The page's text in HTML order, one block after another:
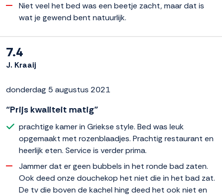
Niet veel het bed was een beetje zacht, maar dat is
wat je gewend bent natuurlijk.
7.4
J. Kraaij
donderdag 5 augustus 2021
“Prijs kwaliteit matig”
prachtige kamer in Griekse style. Bed was leuk
opgemaakt met rozenblaadjes. Prachtig restaurant en
heerlijk eten. Service is verder prima.
Jammer dat er geen bubbels in het ronde bad zaten.
Ook deed onze douchekop het niet die in het bad zat.
De tv die boven de kachel hing deed het ook niet en